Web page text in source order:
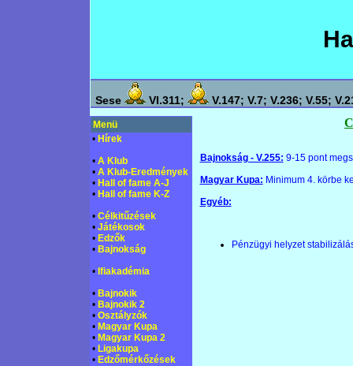
Sese VI.311; V.147; V.7; V.236; V.55;
Menü
• Hírek
• A Klub
• A Klub-Eredmények
• Hall of fame A-J
• Hall of fame K-Z
• Célkitűzések
• Játékosok
• Edzők
• Bajnokság
• Ifiakadémia
• Bajnokik
• Bajnokik 2
• Osztályzók
• Magyar Kupa
• Magyar Kupa 2
• Ligakupa
• Edzőmérkőzések
Bajnokság - V.255: 9-15 pont
Magyar Kupa: Minimum 4. körbe
Egyéb:
Pénzügyi helyzet